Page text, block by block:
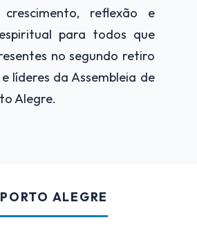
reflexão e
para todos que
no segundo retiro
líderes da Assembleia de
Alegre.
ALEGRE